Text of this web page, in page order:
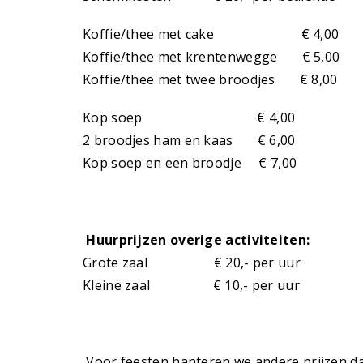
Koffie/thee met cake € 4,00
Koffie/thee met krentenwegge € 5,00
Koffie/thee met twee broodjes € 8,00
Kop soep € 4,00
2 broodjes ham en kaas € 6,00
Kop soep en een broodje € 7,00
Huurprijzen overige activiteiten:
Grote zaal € 20,- per uur
Kleine zaal € 10,- per uur